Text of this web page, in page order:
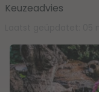
Keuzeadvies